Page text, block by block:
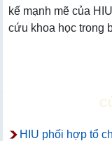
kế mạnh mẽ của
cứu khoa học trong
HIU phối hợp tổ